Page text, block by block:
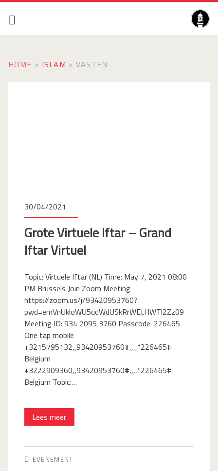
HOME > ISLAM > VASTEN
30/04/2021
Grote Virtuele Iftar – Grand
Iftar Virtuel
Topic: Virtuele Iftar (NL) Time: May 7, 2021 08:00
PM Brussels Join Zoom Meeting
https://zoom.us/j/93420953760?
pwd=emVnUkloWU5qdWdUSkRrWEtHWTl2Zz09
Meeting ID: 934 2095 3760 Passcode: 226465
One tap mobile
+3215795132,,93420953760#,,,,*226465#
Belgium
+3222909360,,93420953760#,,,,*226465#
Belgium Topic:…
Lees meerGrote
EVENEMENT